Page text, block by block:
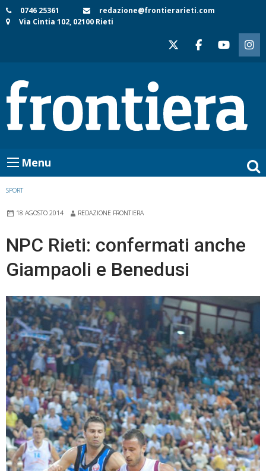
Skip
to
0746 25361
redazione@frontierarieti.com
Via Cintia 102, 02100 Rieti
Menu
SPORT
18 AGOSTO 2014 REDAZIONE FRONTIERA
NPC Rieti: confermati anche
Giampaoli e Benedusi